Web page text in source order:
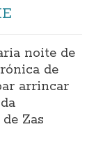
noite de
de
arrincar
Zas